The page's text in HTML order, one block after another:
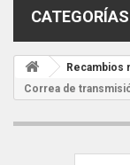
CATEGORÍAS
Recambios
Correa de